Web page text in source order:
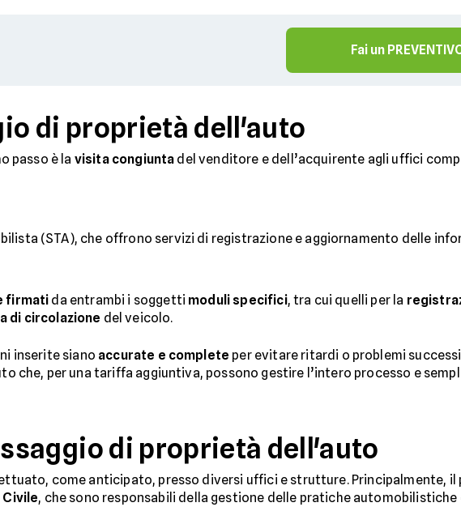
Fai un
di proprietà dell'auto
passo è la visita congiunta del venditore e dell’acquirente agli uffici
(STA), che offrono servizi di registrazione e aggiornamento delle
firmati da entrambi i soggetti moduli specifici, tra cui quelli per la
di circolazione del veicolo.
inserite siano accurate e complete per evitare ritardi o problemi
che, per una tariffa aggiuntiva, possono gestire l’intero processo e
di proprietà dell'auto
come anticipato, presso diversi uffici e strutture. Principalmente, il
, che sono responsabili della gestione delle pratiche automobilistiche